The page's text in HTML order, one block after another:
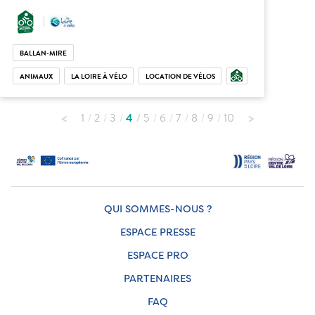
BALLAN-MIRE
ANIMAUX LA LOIRE À VÉLO LOCATION DE VÉLOS
1 2 3 4 5 6 7 8 9 10
QUI SOMMES-NOUS ?
ESPACE PRESSE
ESPACE PRO
PARTENAIRES
FAQ